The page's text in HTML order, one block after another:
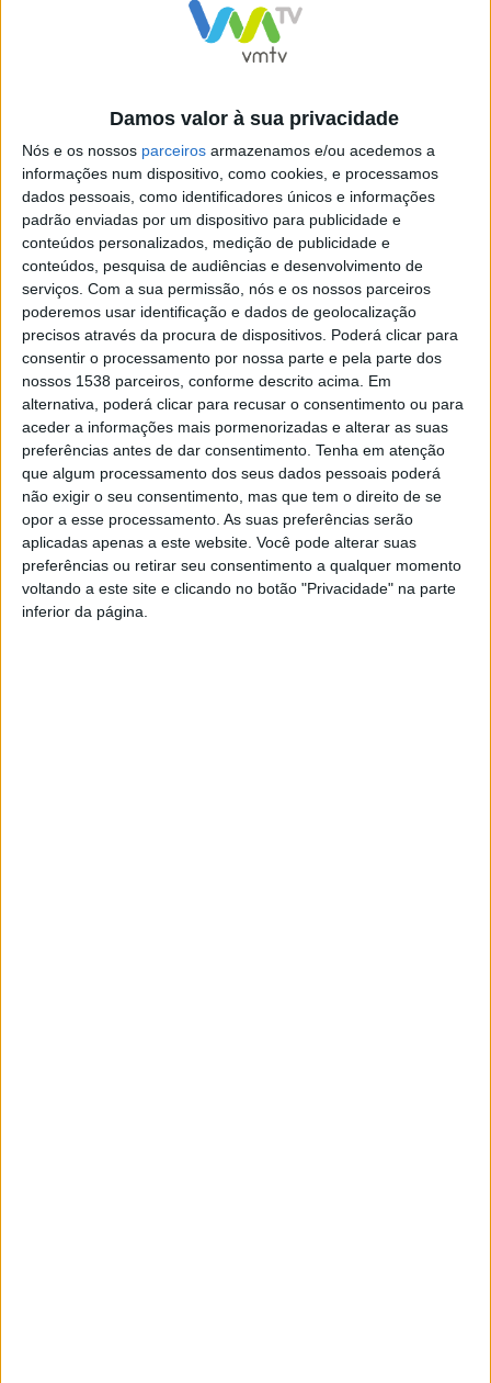
Damos valor à sua privacidade
Nós e os nossos parceiros armazenamos e/ou acedemos a
informações num dispositivo, como cookies, e processamos
dados pessoais, como identificadores únicos e informações
padrão enviadas por um dispositivo para publicidade e
conteúdos personalizados, medição de publicidade e
conteúdos, pesquisa de audiências e desenvolvimento de
serviços. Com a sua permissão, nós e os nossos parceiros
poderemos usar identificação e dados de geolocalização
precisos através da procura de dispositivos. Poderá clicar para
consentir o processamento por nossa parte e pela parte dos
nossos 1538 parceiros, conforme descrito acima. Em
alternativa, poderá clicar para recusar o consentimento ou para
aceder a informações mais pormenorizadas e alterar as suas
preferências antes de dar consentimento. Tenha em atenção
que algum processamento dos seus dados pessoais poderá
não exigir o seu consentimento, mas que tem o direito de se
opor a esse processamento. As suas preferências serão
aplicadas apenas a este website. Você pode alterar suas
preferências ou retirar seu consentimento a qualquer momento
voltando a este site e clicando no botão "Privacidade" na parte
inferior da página.
“não se consegue com sorte, mas sim com
muito trabalho por parte da Câmara Municipal que tem
oportunidades de financiamento que vão surgindo”.
este propósito, refira-se que só neste mandato, a
autarquia já captou mais de 170 milhões de euros em
financiamento.
Famalicão entra em 2025 com um investimento recorde
de mais de 77 milhões de euros – um aumento de 98%
face a 2024 – com destaque para as áreas do Ambiente,
Habitação, Educação, Saúde, Desporto, Vias e
Acessibilidades.
É o caso do avanço da construção do Centro de
Atletismo, das novas Piscinas Municipais de Famalicão,
de um conjunto de intervenções no parque escolar
concelhio, com destaque para a intervenção na
Secundária Padre Benjamim Salgado, em Joane. Ao nível